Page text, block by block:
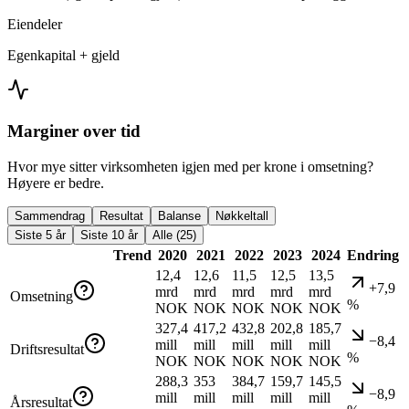
Eiendeler
Egenkapital + gjeld
Marginer over tid
Hvor mye sitter virksomheten igjen med per krone i omsetning?
Høyere er bedre.
Sammendrag Resultat Balanse
Nøkkeltall
Siste 5 år
Siste 10 år Alle (25)
Trend 2020 2021 2022 2023 2024 Endring
Omsetning
12,4
mrd
NOK
12,6
mrd
NOK
11,5
mrd
NOK
12,5
mrd
NOK
13,5
mrd
NOK
+7,9
%
Driftsresultat
327,4
mill
NOK
417,2
mill
NOK
432,8
mill
NOK
202,8
mill
NOK
185,7
mill
NOK
−8,4
%
Årsresultat
288,3
mill
353
mill
384,7
mill
159,7
mill
145,5
mill
−8,9